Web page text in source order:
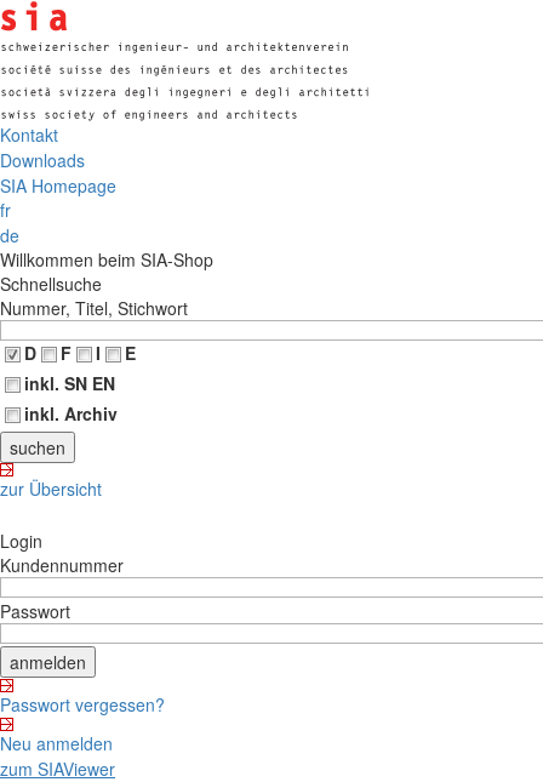
Kontakt
Downloads
SIA Homepage
fr
de
Willkommen beim SIA-Shop
Schnellsuche
Nummer, Titel, Stichwort
D
F I
E
inkl. SN EN
inkl. Archiv
zur Übersicht
Login
Kundennummer
Passwort
Passwort vergessen?
Neu anmelden
zum SIAViewer